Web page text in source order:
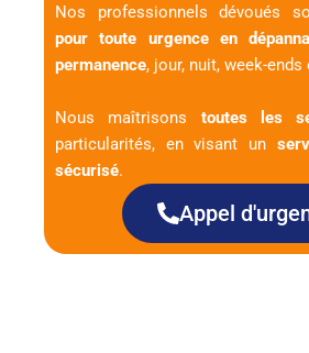
Nos professionnels dévoués
pour toute urgence en
permanence, jour, nuit, week-ends
Nous maîtrisons toutes les
particularités, en visant un
sécurisé.
Appel